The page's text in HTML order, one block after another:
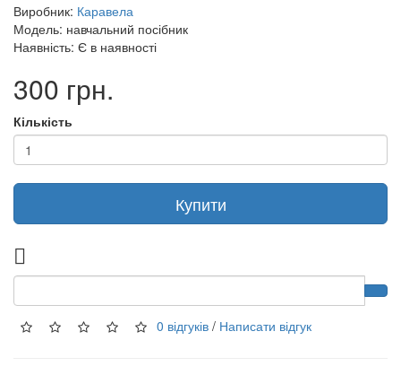
Виробник: Каравела
Модель: навчальний посібник
Наявність: Є в наявності
300 грн.
Кількість
Купити
0 відгуків / Написати відгук